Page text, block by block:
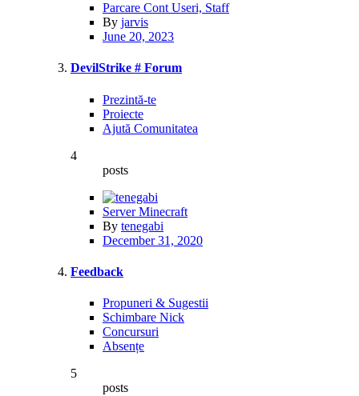
Parcare Cont Useri, Staff
By jarvis
June 20, 2023
DevilStrike # Forum
Prezintă-te
Proiecte
Ajută Comunitatea
4
posts
Server Minecraft
By tenegabi
December 31, 2020
Feedback
Propuneri & Sugestii
Schimbare Nick
Concursuri
Absențe
5
posts